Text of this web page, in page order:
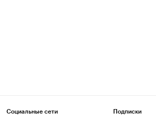
Социальные сети Подписки